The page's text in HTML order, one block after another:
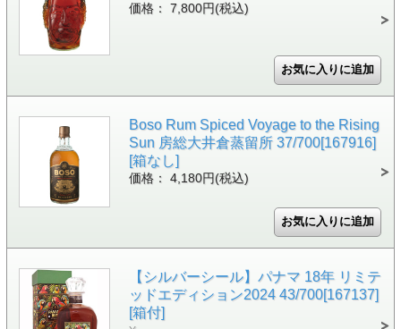
価格： 7,800円(税込)
Boso Rum Spiced Voyage to the Rising
Sun 房総大井倉蒸留所 37/700[167916]
[箱なし]
価格： 4,180円(税込)
【シルバーシール】パナマ 18年 リミテ
ッドエディション2024 43/700[167137]
[箱付]